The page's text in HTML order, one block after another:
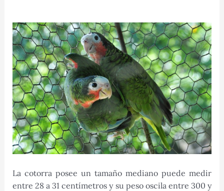
La cotorra posee un tamaño mediano puede medir
entre 28 a 31 centímetros y su peso oscila entre 300 y